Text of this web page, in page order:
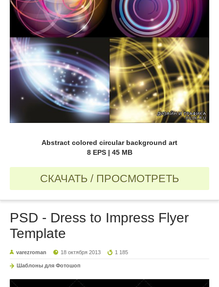
Abstract colored circular background art
8 EPS | 45 MB
СКАЧАТЬ / ПРОСМОТРЕТЬ
PSD - Dress to Impress Flyer
Template
varezroman 18 октября 2013 1 185
Шаблоны для Фотошоп